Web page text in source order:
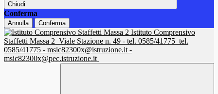
Chiudi
Conferma
Annulla Conferma
Istituto Comprensivo
Staffetti Massa 2 Viale Stazione n. 49 - tel. 0585/41775 tel.
0585/41775 - msic82300x@istruzione.it -
msic82300x@pec.istruzione.it